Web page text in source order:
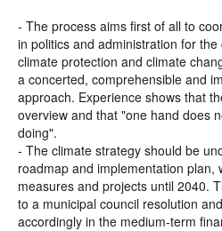
- The process aims first of all to
in politics and administration for
climate protection and climate
a concerted, comprehensible and
approach. Experience shows that
overview and that "one hand does
doing".
- The climate strategy should be
roadmap and implementation plan,
measures and projects until 2040.
to a municipal council resolution
accordingly in the medium-term